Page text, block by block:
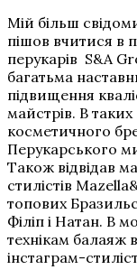
Мій більш
пішов вчитися в
перукарів S&A
багатьма
підвищення
майстрів. В
косметичного
Перукарського
Також відвідав
стилістів
топових
Філіп і Натан. В
технікам балаяж
інстаграм-